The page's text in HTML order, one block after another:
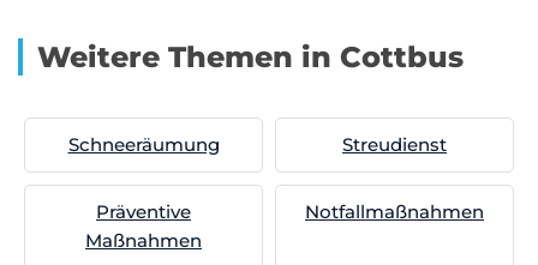
Weitere Themen in Cottbus
Schneeräumung Streudienst
Präventive
Maßnahmen
Notfallmaßnahmen